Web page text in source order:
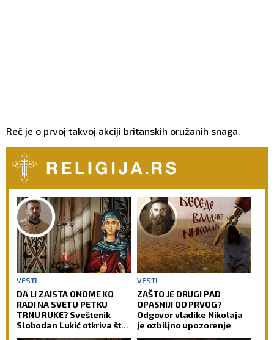
Reč je o prvoj takvoj akciji britanskih oružanih snaga.
VESTI
DA LI ZAISTA ONOME KO
RADI NA SVETU PETKU
TRNU RUKE? Sveštenik
Slobodan Lukić otkriva šta
VESTI
ZAŠTO JE DRUGI PAD
OPASNIJI OD PRVOG?
Odgovor vladike Nikolaja
je ozbiljno upozorenje